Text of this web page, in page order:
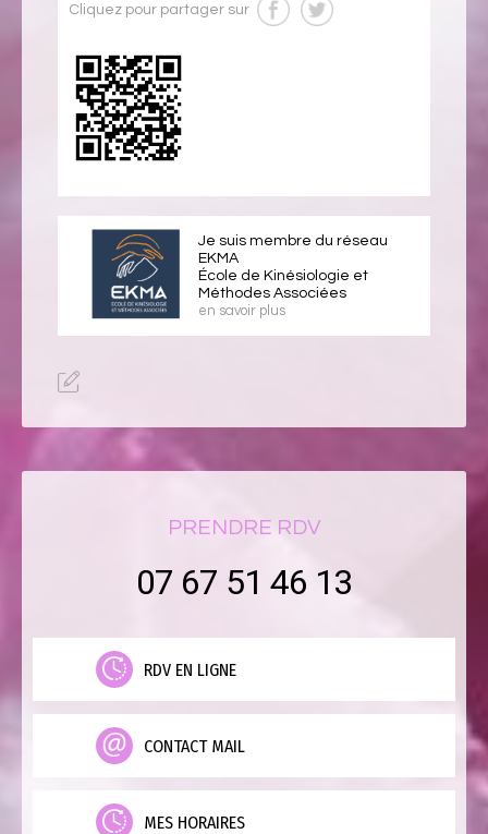
Cliquez pour partager sur
Je suis membre du réseau
EKMA
École de Kinésiologie et
Méthodes Associées
en savoir plus
PRENDRE RDV
07 67 51 46 13
RDV EN LIGNE
CONTACT MAIL
MES HORAIRES